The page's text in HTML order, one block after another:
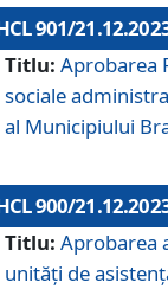
901/
Titlu: Aprobarea
sociale
al Municipiului
900/
Titlu: Aprobarea
unități de